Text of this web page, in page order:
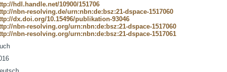
hdl.handle.net/10900/151706
nbn-resolving.de/urn:nbn:de:bsz:21-dspace-1517060
dx.doi.org/10.15496/publikation-93046
nbn-resolving.org/urn:nbn:de:bsz:21-dspace-1517060
nbn-resolving.org/urn:nbn:de:bsz:21-dspace-1517061